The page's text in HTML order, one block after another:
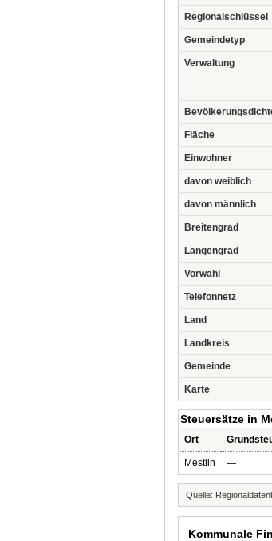
Regionalschlüssel
Gemeindetyp
Verwaltung
Fläche
Einwohner
davon weiblich
davon männlich
Breitengrad
Längengrad
Vorwahl
Telefonnetz
Land
Landkreis
Gemeinde
Karte
Steuersätze in
Ort
Mestlin —
Quelle:
Kommunale